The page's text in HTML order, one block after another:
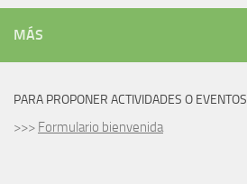
MÁS
PARA PROPONER ACTIVIDADES O EVENTOS
>>> Formulario bienvenida